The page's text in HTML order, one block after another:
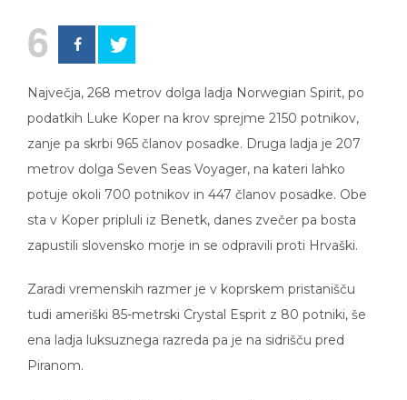
6
Največja, 268 metrov dolga ladja Norwegian Spirit, po
podatkih Luke Koper na krov sprejme 2150 potnikov,
zanje pa skrbi 965 članov posadke. Druga ladja je 207
metrov dolga Seven Seas Voyager, na kateri lahko
potuje okoli 700 potnikov in 447 članov posadke. Obe
sta v Koper pripluli iz Benetk, danes zvečer pa bosta
zapustili slovensko morje in se odpravili proti Hrvaški.
Zaradi vremenskih razmer je v koprskem pristanišču
tudi ameriški 85-metrski Crystal Esprit z 80 potniki, še
ena ladja luksuznega razreda pa je na sidrišču pred
Piranom.